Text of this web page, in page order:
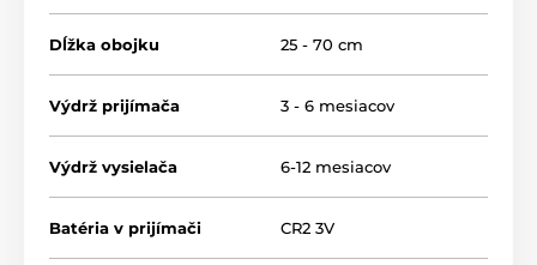
cm dlhého kábla, ktorý je konektorom pripojený do
vysielača.
Dĺžka obojku 25 - 70 cm
Výdrž prijímača 3 - 6 mesiacov
Výdrž vysielača 6-12 mesiacov
Batéria v prijímači CR2 3V